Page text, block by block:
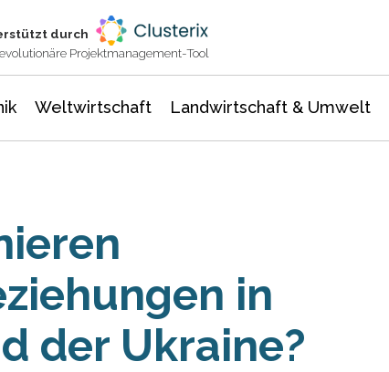
durch
Projektmanagement-Tool
Weltwirtschaft Landwirtschaft & Umwelt
in
der Ukraine?